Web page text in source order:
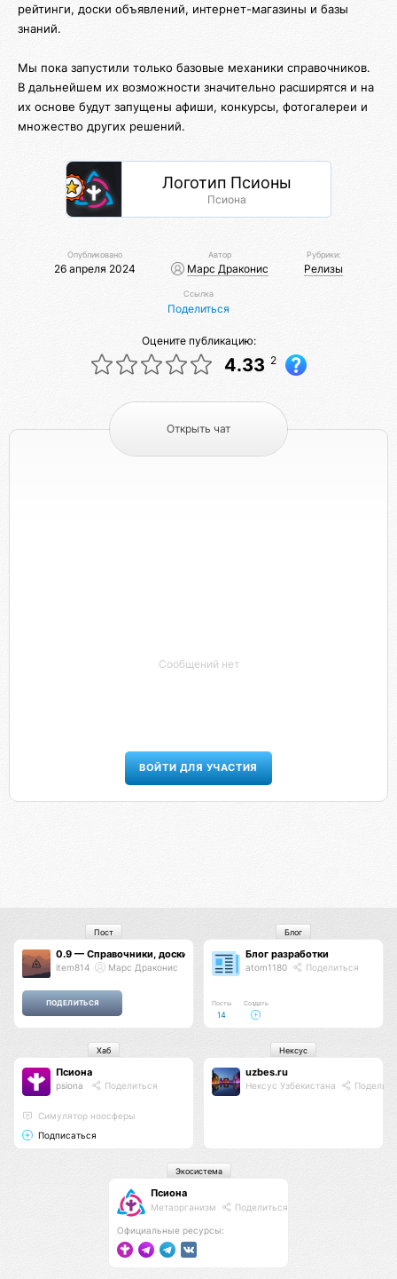
рейтинги, доски объявлений, интернет-магазины и базы
знаний.
Мы пока запустили только базовые механики справочников.
В дальнейшем их возможности значительно расширятся и на
их основе будут запущены афиши, конкурсы, фотогалереи и
множество других решений.
Логотип Псионы
Псиона
Опубликовано
26 апреля 2024
Автор
Марс Драконис
Рубрики:
Релизы
Ссылка
Поделиться
Оцените публикацию:
4.33 2
Открыть чат
Сообщений нет
ВОЙТИ ДЛЯ УЧАСТИЯ
0.9 — Справочники, доски объявлений, витрины, логотип,
item814 Марс Драконис
Пост
Блог разработки
atom1180 Поделиться
Посты
14
Создать
Блог
Псиона
psiona Поделиться
Cимулятор ноосферы
Подписаться
Хаб
uzbes.ru
Нексус Узбекистана
Нексус
Псиона
Метаорганизм Поделиться
Официальные ресурсы:
Экосистема